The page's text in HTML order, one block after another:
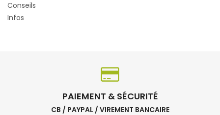
Conseils
Infos
PAIEMENT & SÉCURITÉ
CB / PAYPAL / VIREMENT BANCAIRE